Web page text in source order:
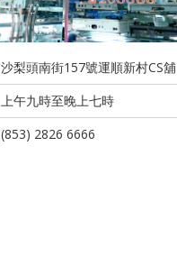
沙梨頭南街157號運順新村CS舖
上午九時至晚上七時
(853) 2826 6666